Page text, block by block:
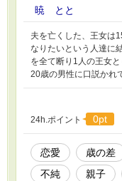
暁 とと
夫を亡くした、王女は
なりたいという人達に
を全て断り1人の王女
20歳の男性に口説かれ
24h.ポイント 0pt
恋愛 歳の差
不純
親子